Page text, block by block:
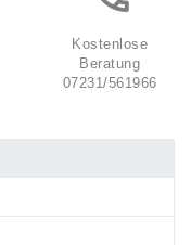
Kostenlose
Beratung
07231/561966